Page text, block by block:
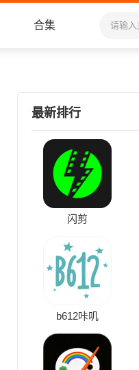
合集
最新排行
闪剪
b612咔叽